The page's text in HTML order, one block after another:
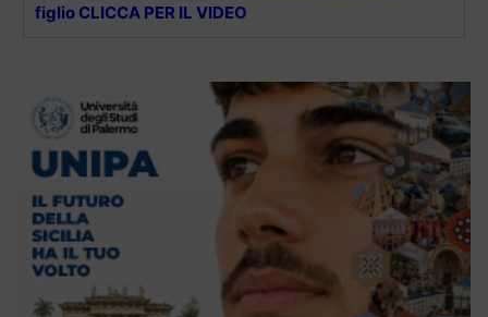
figlio CLICCA PER IL VIDEO